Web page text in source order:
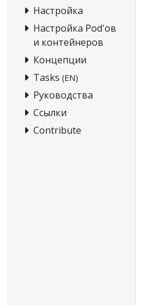
Настройка
Настройка Pod'ов
и контейнеров
Концепции
Tasks (EN)
Руководства
Ссылки
Contribute